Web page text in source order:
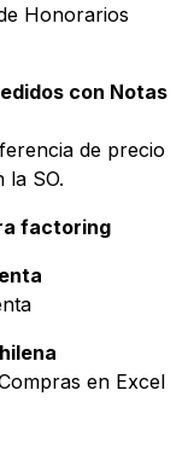
Honorarios
con Notas
de precio
la SO.
factoring
en Excel